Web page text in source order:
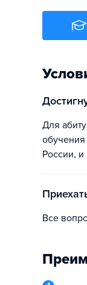
Для абитуриентов разработана специализированная платформа, после прохождения
обучения
России,
Все